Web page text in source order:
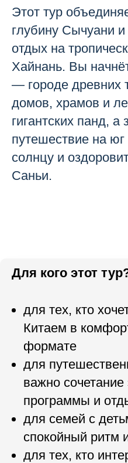
Этот тур
глубину Сычуани
отдых на
Хайнань. Вы
— городе древних
домов, храмов и
гигантских панд,
путешествие на
солнцу и
Саньи.
Для кого этот
для тех, кто
Китаем в
формате
для
важно сочетание
программы и
для семей с
спокойный ритм
для тех, кто